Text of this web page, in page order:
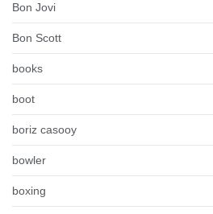
Bon Jovi
Bon Scott
books
boot
boriz casooy
bowler
boxing